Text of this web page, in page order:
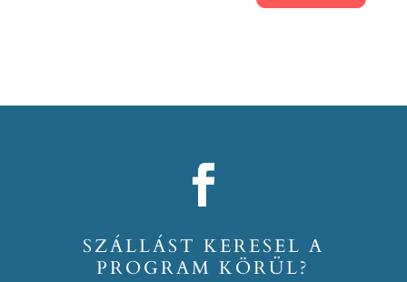
SZÁLLÁST KERESEL A
PROGRAM KÖRÜL?